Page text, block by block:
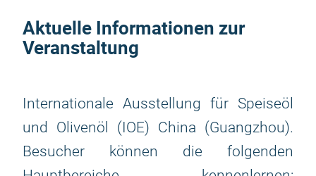
Aktuelle Informationen zur
Veranstaltung
Internationale Ausstellung für Speiseöl
und Olivenöl (IOE) China (Guangzhou).
Besucher können die folgenden